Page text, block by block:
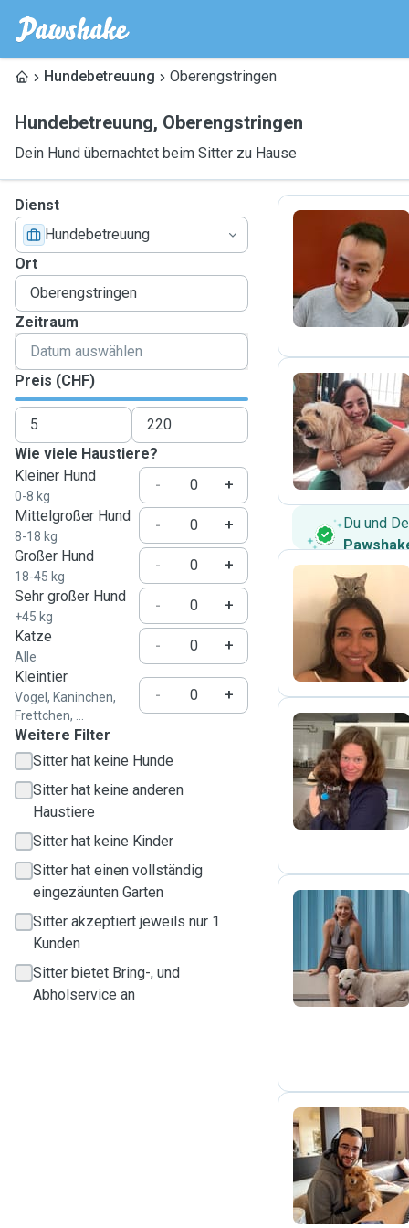
Hundebetreuung Oberengstringen
Hundebetreuung, Oberengstringen
Dein Hund übernachtet beim Sitter zu Hause
Dienst
Hundebetreuung
Ort
Zeitraum
Preis (CHF)
Wie viele Haustiere?
Kleiner Hund
0-8 kg
-
+
Mittelgroßer Hund
8-18 kg
-
+
Großer Hund
18-45 kg
-
+
Sehr großer Hund
+45 kg
-
+
Katze
Alle
-
+
Kleintier
Vogel, Kaninchen,
Frettchen, ...
- +
Weitere Filter
Sitter hat keine Hunde
Sitter hat keine anderen
Haustiere
Sitter hat keine Kinder
Sitter hat einen vollständig
eingezäunten Garten
Sitter akzeptiert jeweils nur 1
Kunden
Sitter bietet Bring-, und
Abholservice an
T
A
Du und
M
C
C
M